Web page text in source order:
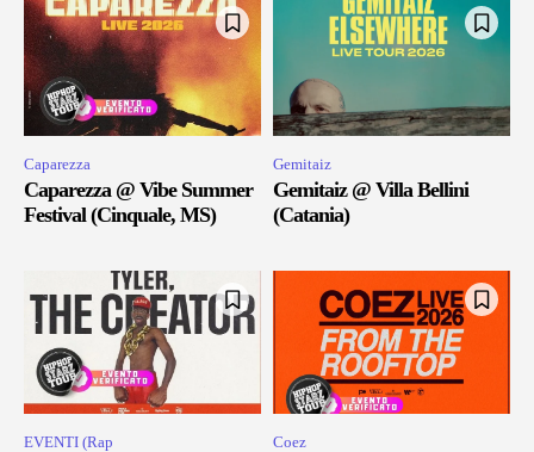
Caparezza
Caparezza @ Vibe Summer
Festival (Cinquale, MS)
Gemitaiz
Gemitaiz @ Villa Bellini
(Catania)
EVENTI (Rap Coez